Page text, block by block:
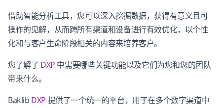
借助智能分析工具，您可以深入挖掘数据，获得有意义且可
操作的见解，从而跨所有渠道和设备进行有效优化，以个性
化和与客户生命阶段相关的内容来培养客户。
您了解了 DXP 中需要哪些关键功能以及它们为您和您的团队
带来什么。
Baklib DXP 提供了一个统一的平台，用于在多个数字渠道中